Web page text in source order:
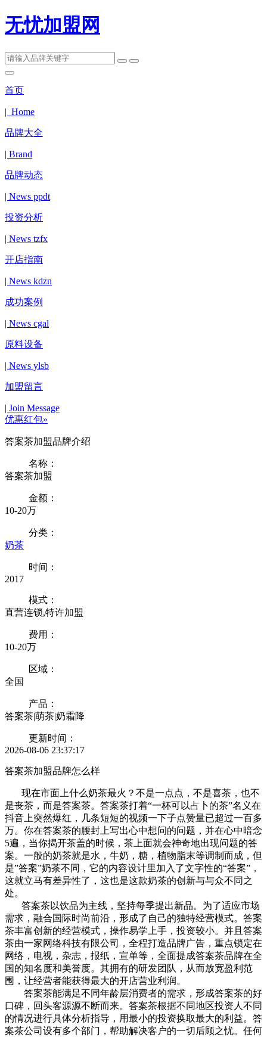
无忧加盟网
首页
| Home
品牌大全
| Brand
品牌动态
| News ppdt
投资分析
| News tzfx
开店指南
| News kdzn
成功案例
| News cgal
原料设备
| News ylsb
加盟留言
| Join Message
优惠红包»
答案茶加盟品牌介绍
名称：
答案茶加盟
金额：
10-20万
分类：
奶茶
时间：
2017
模式：
直营连锁,特许加盟
费用：
10-20万
区域：
全国
产品：
答案茶|萌茶|奶霜降
更新时间：
2026-08-06 23:37:17
答案茶加盟品牌怎么样
现在市面上什么奶茶最火？不是一点点，不是喜茶，也不
是丧茶，而是答案茶。答案茶打着“一杯可以占卜的茶”名义在
抖音上突然爆红，几条短短的视频一下子点赞量已超过一百多
万。你在答案茶的腰封上写出心中想问的问题，并在心中暗念
5遍，当你揭开茶盖的时候，茶上面就会神奇地出现问题的答
案。一般的奶茶就是水，牛奶，糖，植物脂末等调制而成，但
是”答案”奶茶不同，它的内容设计里加入了文字性的“答案”，
这就立马有差异性了，这也是这款奶茶的创新与与众不同之
处。
答案茶以饮品为主线，坚持每季提出新品。为了适应市场
需求，融合国际时尚前沿，形成了自己的独特经营模式。答案
茶丰富创新的经营模式，操作易学上手，投资较小。并且答案
茶由一家网络科技有限公司，全程打造品牌广告，重点锁定在
网络，电视，杂志，报纸，宣单等，全面提成答案茶品牌在全
国的知名度和美誉度。其拥有的研发团队，从而放宽盈利范
围，让经营者能获得最大的开店营业利润。
答案茶能满足不同年龄层消费者的需求，形成答案茶的好
口碑，回头客源源不断而来。答案茶根据不同地区投资人不同
的情况进行具体分析指导，用最小的投资换取最大的利益。答
案茶公司设有多个部门，帮助解决客户的一切后顾之忧。任何